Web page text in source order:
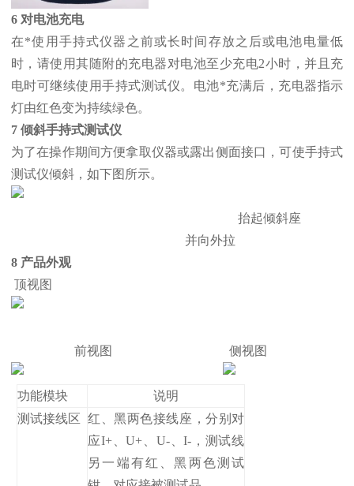
6 对电池充电
在*使用手持式仪器之前或长时间存放之后或电池电量低
时，请使用其随附的充电器对电池至少充电2小时，并且充
电时可继续使用手持式测试仪。电池*充满后，充电器指示
灯由红色变为持续绿色。
7 倾斜手持式测试仪
为了在操作期间方便拿取仪器或露出侧面接口，可使手持式
测试仪倾斜，如下图所示。
抬起倾斜座
并向外拉
8 产品外观
顶视图
前视图 侧视图
功能模块
说明
测试接线区 红、黑两色接线座，分别对
应I+、U+、U-、I-，测试线
另一端有红、黑两色测试